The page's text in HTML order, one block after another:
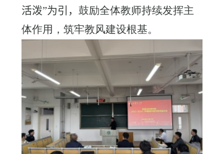
活泼”为引， 鼓励全体教师持续发挥主
体作用，筑牢教风建设根基。